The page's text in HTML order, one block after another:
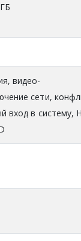
видео-
сети,
вход в систему,